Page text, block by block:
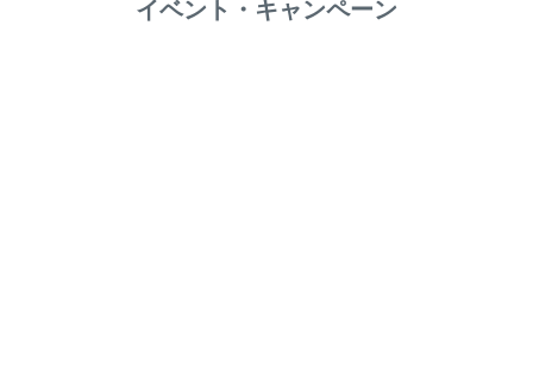
イベント・キャンペーン